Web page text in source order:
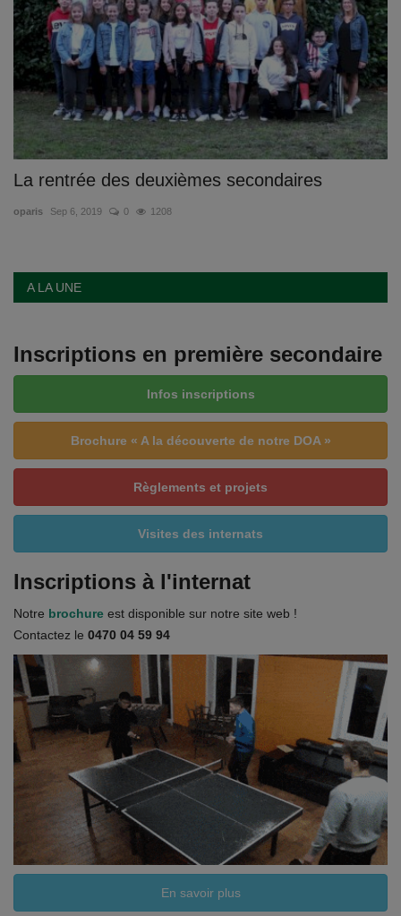
Documents
Services
Contacts
La rentrée des deuxièmes secondaires
oparis Sep 6, 2019 0 1208
A LA UNE
Inscriptions en première secondaire
Infos inscriptions
Brochure « A la découverte de notre DOA »
Règlements et projets
Visites des internats
Inscriptions à l'internat
Notre brochure est disponible sur notre site web !
Contactez le 0470 04 59 94
En savoir plus